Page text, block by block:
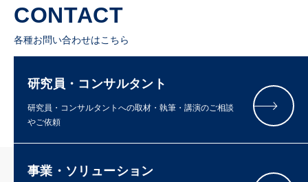
CONTACT
各種お問い合わせはこちら
研究員・コンサルタント
研究員・コンサルタントへの取材・執筆・講演のご相談
やご依頼
事業・ソリューション